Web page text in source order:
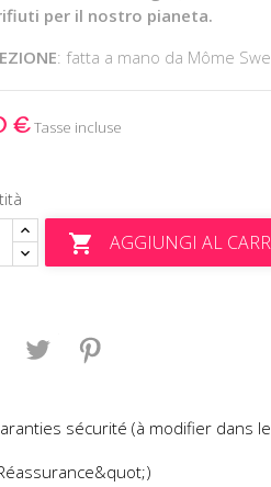
per il nostro pianeta.
: fatta a mano da Môme
€Tasse incluse
 AGGIUNGI AL
Condividi Twitta
sécurité (à modifier dans